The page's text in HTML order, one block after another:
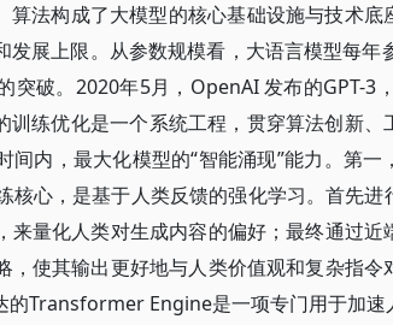
法构成了大模型的核心基础设施与技术底
展上限。从参数规模看，大语言模型每年
突破。2020年5月，OpenAI 发布的GPT-3
训练优化是一个系统工程，贯穿算法创新、
间内，最大化模型的“智能涌现”能力。第一
核心，是基于人类反馈的强化学习。首先进
来量化人类对生成内容的偏好；最终通过近
，使其输出更好地与人类价值观和复杂指令
的Transformer Engine是一项专门用于加速